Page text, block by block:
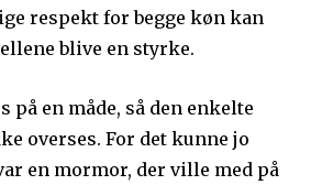
respekt for begge køn kan
blive en styrke.
på en måde, så den enkelte
overses. For det kunne jo
en mormor, der ville med på